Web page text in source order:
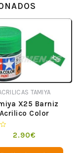
TAMIYA
X25 Barniz
Acrilico Color
2.90€